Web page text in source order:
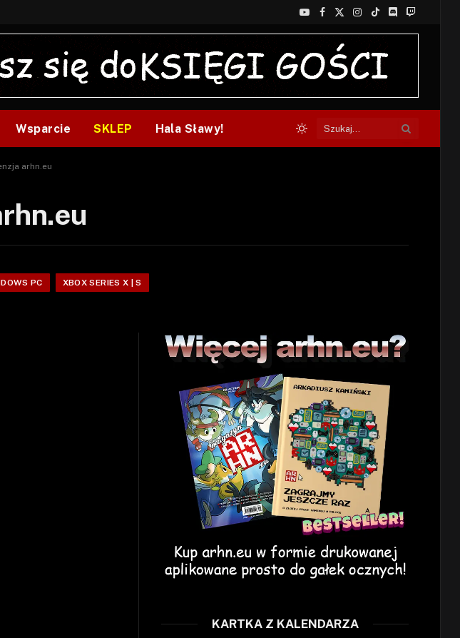
YouTube
Facebook
X
(Twitter)
Instagram
TikTokDiscordTwitch
Wsparcie SKLEP Hala Sławy!
arhn.eu
PC XBOX SERIES X | S
KARTKA Z KALENDARZA